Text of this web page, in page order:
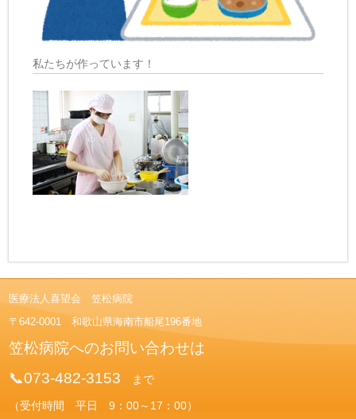
私たちが作っています！
医療法人喜望会 笠松病院
〒642-0001 和歌山県海南市船尾196番地
笠松病院へのお問い合わせは
📞073-482-3153 まで
（受付時間 平日 9：00～17：00）